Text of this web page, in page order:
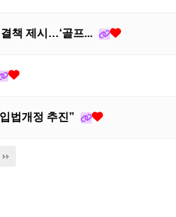
책 제시…‘골프...
법개정 추진”